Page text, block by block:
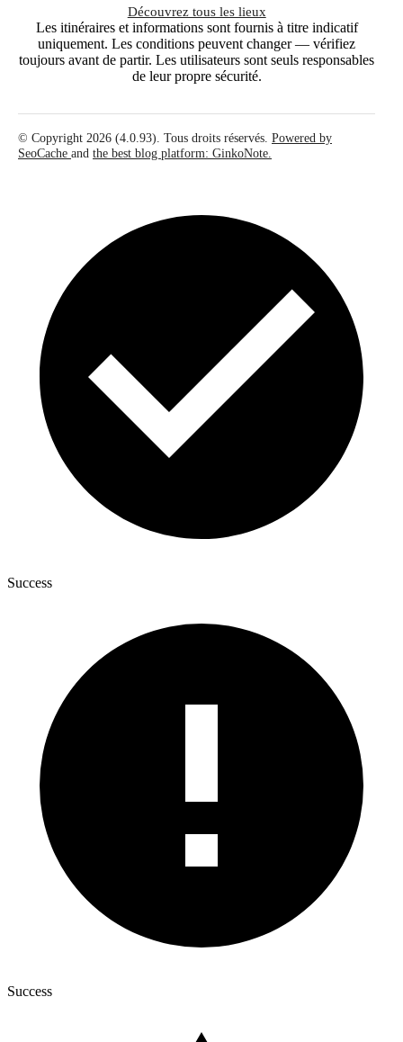
Découvrez tous les lieux
Les itinéraires et informations sont fournis à titre indicatif
uniquement. Les conditions peuvent changer — vérifiez
toujours avant de partir. Les utilisateurs sont seuls responsables
de leur propre sécurité.
© Copyright 2026 (4.0.93). Tous droits réservés. Powered by
SeoCache and the best blog platform: GinkoNote.
Success
Success